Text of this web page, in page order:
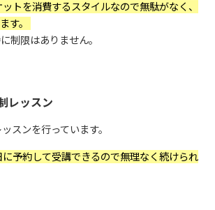
トを消費するスタイルなので無駄がなく、
す。
制限はありません。
レッスン
スンを行っています。
予約して受講できるので無理なく続けられ